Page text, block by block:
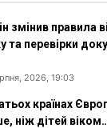
змінив правила
та перевірки
2026, 19:03
країнах
ніж дітей